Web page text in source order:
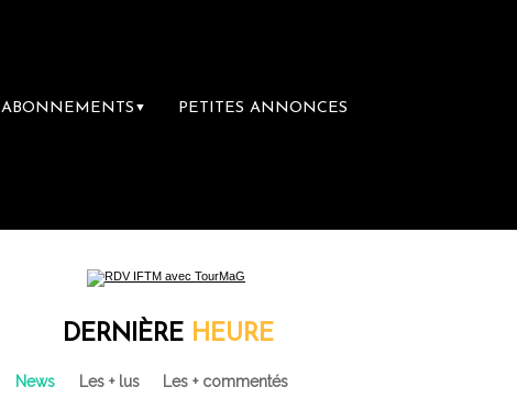
ABONNEMENTS ▼ PETITES ANNONCES
DERNIÈRE HEURE
News Les + lus Les + commentés